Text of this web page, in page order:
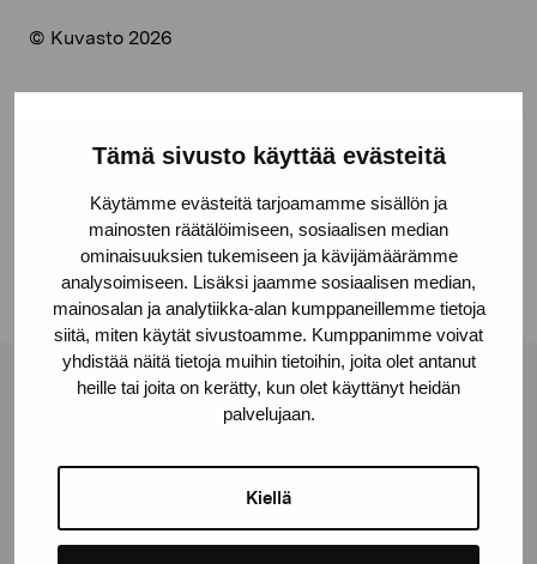
Tämä sivusto käyttää evästeitä
Käytämme evästeitä tarjoamamme sisällön ja
mainosten räätälöimiseen, sosiaalisen median
ominaisuuksien tukemiseen ja kävijämäärämme
analysoimiseen. Lisäksi jaamme sosiaalisen median,
mainosalan ja analytiikka-alan kumppaneillemme tietoja
siitä, miten käytät sivustoamme. Kumppanimme voivat
yhdistää näitä tietoja muihin tietoihin, joita olet antanut
heille tai joita on kerätty, kun olet käyttänyt heidän
palvelujaan.
Kiellä
© Kuvasto 2026
Facebook
Linkedin
Pro Artibus Foundation
proartibus@proartibus.fi